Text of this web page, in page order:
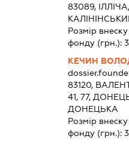
83089,
Розмір
фонду (грн.):
КЕЧИН
83120,
41, 77,
ДОНЕЦЬКА
Розмір
фонду (грн.):